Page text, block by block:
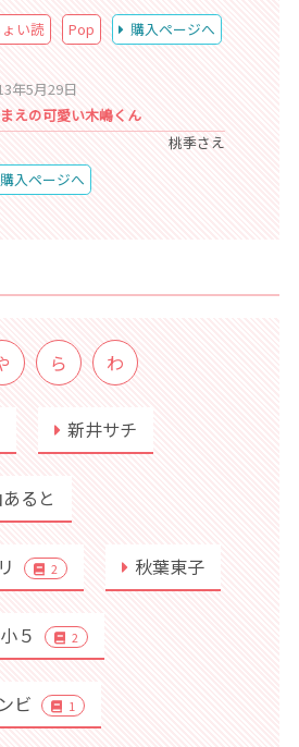
い読
Pop 購入ページへ
年5月29日
えの可愛い木嶋くん
桃季さえ
購入ページへ
ら わ
新井サチ
ると
2 秋葉東子
５ 2
ビ 1